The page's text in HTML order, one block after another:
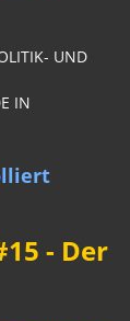
UND
IN
- Der